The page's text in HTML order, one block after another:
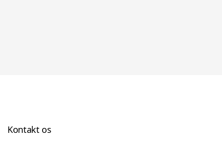
Kontakt os